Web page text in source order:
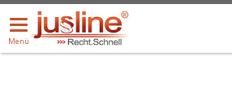
Menü
öffnen/schließen
Menü
ALLE DROPDOWN: GEWÄHLTER